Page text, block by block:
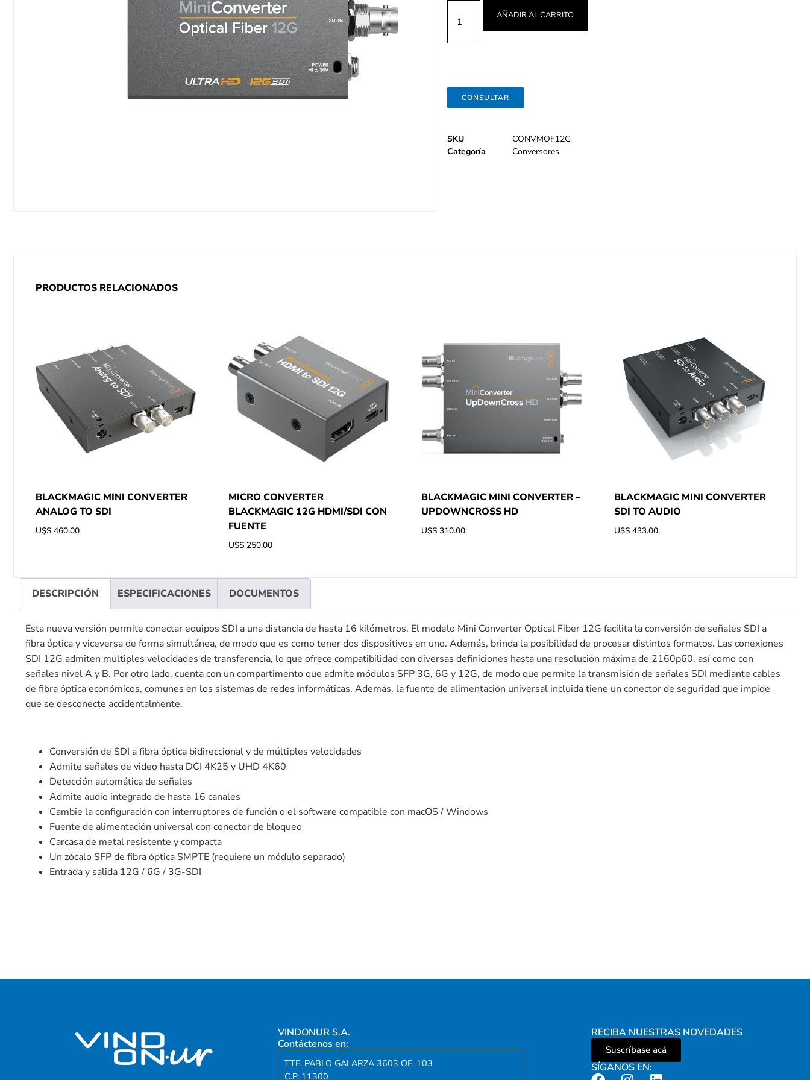
AÑADIR AL CARRITO
CONSULTAR
SKU
CONVMOF12G
Categoría
Conversores
PRODUCTOS RELACIONADOS
BLACKMAGIC MINI CONVERTER
ANALOG TO SDI
U$S 460.00
MICRO CONVERTER
BLACKMAGIC 12G HDMI/SDI CON
FUENTE
U$S 250.00
BLACKMAGIC MINI CONVERTER –
UPDOWNCROSS HD
U$S 310.00
BLACKMAGIC MINI CONVERTER
SDI TO AUDIO
U$S 433.00
DESCRIPCIÓN ESPECIFICACIONES DOCUMENTOS
Esta nueva versión permite conectar equipos SDI a una distancia de hasta 16 kilómetros. El modelo Mini Converter Optical Fiber 12G facilita la conversión de señales SDI a
fibra óptica y viceversa de forma simultánea, de modo que es como tener dos dispositivos en uno. Además, brinda la posibilidad de procesar distintos formatos. Las conexiones
SDI 12G admiten múltiples velocidades de transferencia, lo que ofrece compatibilidad con diversas definiciones hasta una resolución máxima de 2160p60, así como con
señales nivel A y B. Por otro lado, cuenta con un compartimento que admite módulos SFP 3G, 6G y 12G, de modo que permite la transmisión de señales SDI mediante cables
de fibra óptica económicos, comunes en los sistemas de redes informáticas. Además, la fuente de alimentación universal incluida tiene un conector de seguridad que impide
que se desconecte accidentalmente.
Conversión de SDI a fibra óptica bidireccional y de múltiples velocidades
Admite señales de video hasta DCI 4K25 y UHD 4K60
Detección automática de señales
Admite audio integrado de hasta 16 canales
Cambie la configuración con interruptores de función o el software compatible con macOS / Windows
Fuente de alimentación universal con conector de bloqueo
Carcasa de metal resistente y compacta
Un zócalo SFP de fibra óptica SMPTE (requiere un módulo separado)
Entrada y salida 12G / 6G / 3G-SDI
VINDONUR S.A.
Contáctenos en:
TTE. PABLO GALARZA 3603 OF. 103
C.P. 11300
RECIBA NUESTRAS NOVEDADES
Suscríbase acá
SÍGANOS EN: